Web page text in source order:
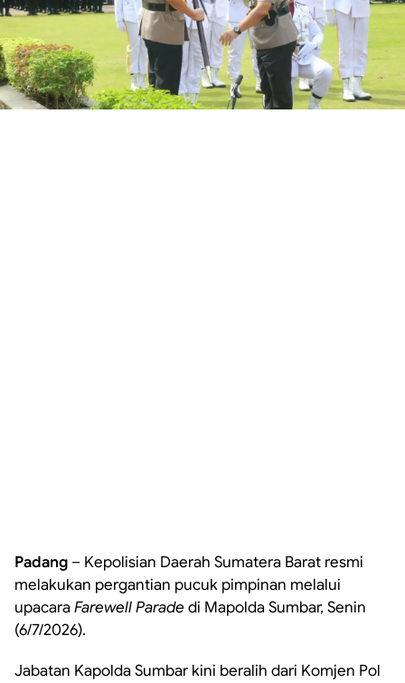
Padang – Kepolisian Daerah Sumatera Barat resmi
melakukan pergantian pucuk pimpinan melalui
upacaraFarewell Parade di Mapolda Sumbar, Senin
(6/7/2026).
Jabatan Kapolda Sumbar kini beralih dari Komjen Pol